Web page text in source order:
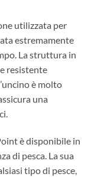
utilizzata per
estremamente
La struttura in
resistente
è molto
una
è disponibile in
di pesca. La sua
tipo di pesce,